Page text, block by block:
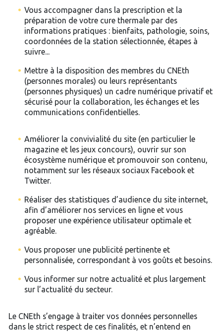
Vous accompagner dans la prescription et la
préparation de votre cure thermale par des
informations pratiques : bienfaits, pathologie, soins,
coordonnées de la station sélectionnée, étapes à
suivre...
Mettre à la disposition des membres du CNEth
(personnes morales) ou leurs représentants
(personnes physiques) un cadre numérique privatif et
sécurisé pour la collaboration, les échanges et les
communications confidentielles.
Améliorer la convivialité du site (en particulier le
magazine et les jeux concours), ouvrir sur son
écosystème numérique et promouvoir son contenu,
notamment sur les réseaux sociaux Facebook et
Twitter.
Réaliser des statistiques d’audience du site internet,
afin d’améliorer nos services en ligne et vous
proposer une expérience utilisateur optimale et
agréable.
Vous proposer une publicité pertinente et
personnalisée, correspondant à vos goûts et besoins.
Vous informer sur notre actualité et plus largement
sur l’actualité du secteur.
Le CNEth s’engage à traiter vos données personnelles
dans le strict respect de ces finalités, et n’entend en